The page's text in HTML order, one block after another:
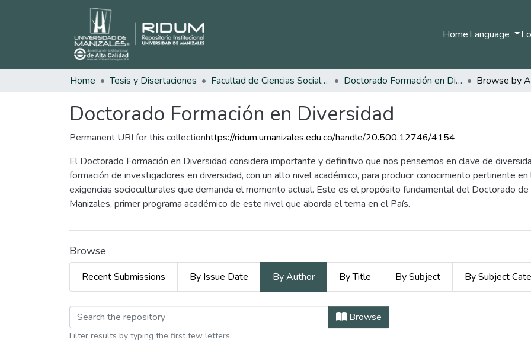
HomeLanguage
Home Tesis y Disertaciones Facultad de Ciencias Sociales y Humanas Doctorado Formación en Diversidad Browse by
Doctorado Formación en Diversidad
Permanent URI for this collectionhttps://ridum.umanizales.edu.co/handle/20.500.12746/4154
El Doctorado Formación en Diversidad considera importante y definitivo que nos pensemos en clave de
formación de investigadores en diversidad, con un alto nivel académico, para producir conocimiento pertinente
exigencias socioculturales que demanda el momento actual. Este es el propósito fundamental del Doctorado
Manizales, primer programa académico de este nivel que aborda el tema en el País.
Browse
Recent Submissions By Issue Date By Author By Title By Subject By Subject
Browsing Doctorado Formación en Diversidad by
Browse
Filter results by typing the first few letters